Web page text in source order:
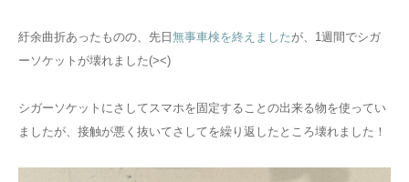
紆余曲折あったものの、先日 無事車検を終えましたが、1週間でシガ
ーソケットが壊れました(><)
シガーソケットにさしてスマホを固定することの出来る物を使ってい
ましたが、接触が悪く抜いてさしてを繰り返したところ壊れました！